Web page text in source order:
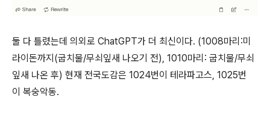
둘 다 틀렸는데 의외로 ChatGPT가 더 최신이다. (1008마리:미
라이돈까지(굽치물/무쇠잎새 나오기 전), 1010마리: 굽치물/무쇠
잎새 나온 후) 현재 전국도감은 1024번이 테라파고스, 1025번
이 복숭악동.